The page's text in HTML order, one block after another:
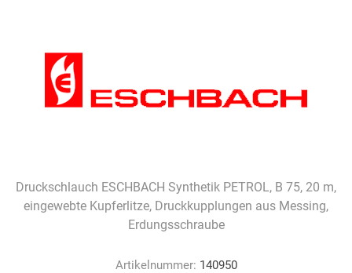
Druckschlauch ESCHBACH Synthetik PETROL, B 75, 20 m,
eingewebte Kupferlitze, Druckkupplungen aus Messing,
Erdungsschraube
Artikelnummer: 140950